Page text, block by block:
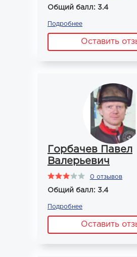
Общий балл: 3.4
Подробнее
Оставить
Горбачев Павел
Валерьевич
0 отзывов
Общий балл: 3.4
Подробнее
Оставить